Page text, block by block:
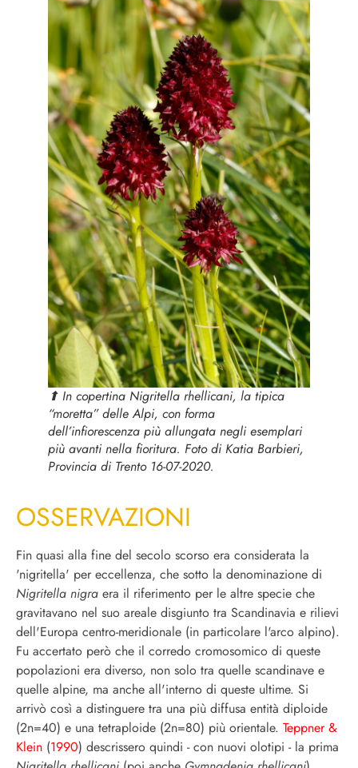
⬆︎ In copertina Nigritella rhellicani, la tipica
“moretta” delle Alpi, con forma
dell’infiorescenza più allungata negli esemplari
più avanti nella fioritura. Foto di Katia Barbieri,
Provincia di Trento 16-07-2020.
OSSERVAZIONI
Fin quasi alla fine del secolo scorso era considerata la
'nigritella' per eccellenza, che sotto la denominazione di
Nigritella nigra era il riferimento per le altre specie che
gravitavano nel suo areale disgiunto tra Scandinavia e rilievi
dell'Europa centro-meridionale (in particolare l'arco alpino).
Fu accertato però che il corredo cromosomico di queste
popolazioni era diverso, non solo tra quelle scandinave e
quelle alpine, ma anche all'interno di queste ultime. Si
arrivò così a distinguere tra una più diffusa entità diploide
(2n=40) e una tetraploide (2n=80) più orientale. Teppner &
Klein (1990) descrissero quindi - con nuovi olotipi - la prima